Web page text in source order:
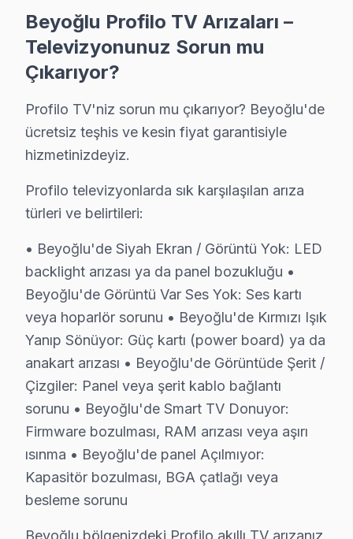
Ortalama tamir maliyeti ₺800-2.500 (panel hariç).
Fabrika Servis — İstiklal Caddesi dahil Beyoğlu
Beyoğlu'de fiyat konusunda şeffaflık ilkemizdir.
Beyoğlu'de arıza tespiti: Ücretsiz. Herhangi bir ön
Beyoğlu garantili fiyat: Beyoğlu servisimizde teklif
» Beyoğlu'de Profilo panel müdahale fiyatı
Beyoğlu × Profilo: Yerel İçerik ve Deneyim
Profilo VA Panel teknolojisinin Beyoğlu koşullarındaki
Güç yönetimi devresi ikinci kritik noktayı oluşturuyor.
Profilo IPS panel mimarisinde ise piksel matris
Beyoğlu'deki müşteri güvenini soyut vaatler yerine
Bu tür vakalar Beyoğlu'de aylık 71 başvurunun
Beyoğlu'de 18 yıllık güven ilişkisi, bu tür dürüst
Beyoğlu'de Profilo onarım maliyetini belirleyen
İkinci faktör — Arıza derinliği: Yüzeysel Yazılım
Beyoğlu Profilo TV Arızaları –
Televizyonunuz Sorun mu
Çıkarıyor?
Profilo TV'niz sorun mu çıkarıyor? Beyoğlu'de
ücretsiz teşhis ve kesin fiyat garantisiyle
hizmetinizdeyiz.
Profilo televizyonlarda sık karşılaşılan arıza
türleri ve belirtileri:
• Beyoğlu'de Siyah Ekran / Görüntü Yok: LED
backlight arızası ya da panel bozukluğu •
Beyoğlu'de Görüntü Var Ses Yok: Ses kartı
veya hoparlör sorunu • Beyoğlu'de Kırmızı Işık
Yanıp Sönüyor: Güç kartı (power board) ya da
anakart arızası • Beyoğlu'de Görüntüde Şerit /
Çizgiler: Panel veya şerit kablo bağlantı
sorunu • Beyoğlu'de Smart TV Donuyor:
Firmware bozulması, RAM arızası veya aşırı
ısınma • Beyoğlu'de panel Açılmıyor:
Kapasitör bozulması, BGA çatlağı veya
besleme sorunu